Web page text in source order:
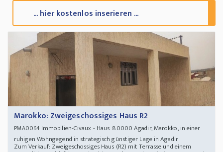
... hier kostenlos inserieren ...
Marokko: Zweigeschossiges Haus R2
PMA0064Immobilien-Civaux - Haus 80000 Agadir, Marokko, in einer
ruhigen Wohngegend in strategisch günstiger Lage in Agadir
Zum Verkauf: Zweigeschossiges Haus (R2) mit Terrasse und einem